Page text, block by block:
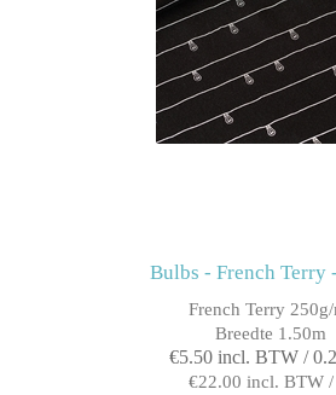
Bulbs - French Terry
French Terry 250g/
Breedte 1.50m
€5.50 incl. BTW /
€22.00 incl. BTW /